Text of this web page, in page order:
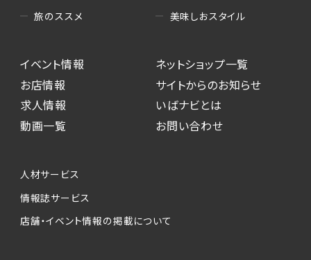
旅のススメ
美味しおスタイル
イベント情報
お店情報
求人情報
動画一覧
ネットショップ一覧
サイトからのお知らせ
いばナビとは
お問い合わせ
人材サービス
情報誌サービス
店舗・イベント情報の掲載について